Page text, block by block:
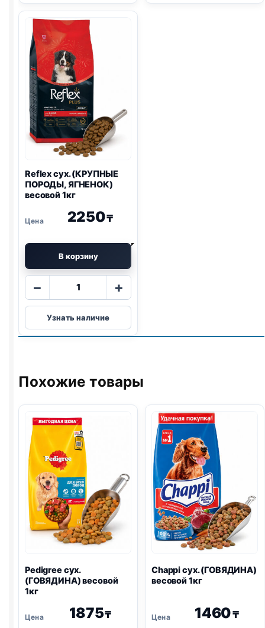
(КРУПНЫЕ
И
СРЕДНИЕ
ПОРОДЫ,
ЯГНЕНОК)
мешок
12кг
(МИНИ
Reflex сух. (КРУПНЫЕ
ПОРОДЫ, ЯГНЕНОК)
весовой 1кг
2250₸
В корзину
−
Количество
Reflex
сух.
(КРУПНЫЕ
весовой
1кг
+
Узнать наличие
Похожие товары
Pedigree сух.
(ГОВЯДИНА) весовой
1кг
1875₸
Chappi сух. (ГОВЯДИНА)
весовой 1кг
1460₸